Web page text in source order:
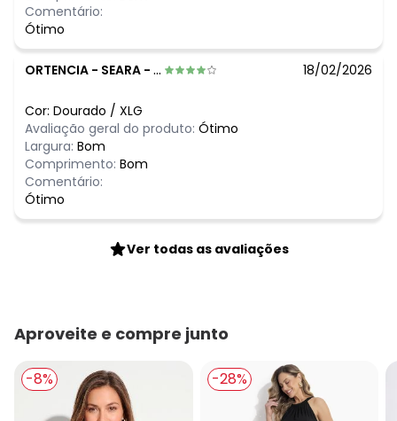
Comentário:
Ótimo
ORTENCIA - SEARA - SC 18/02/2026
Cor: Dourado / XLG
Avaliação geral do produto: Ótimo
Largura: Bom
Comprimento: Bom
Comentário:
Ótimo
Ver todas as avaliações
Aproveite e compre junto
-8% -28%